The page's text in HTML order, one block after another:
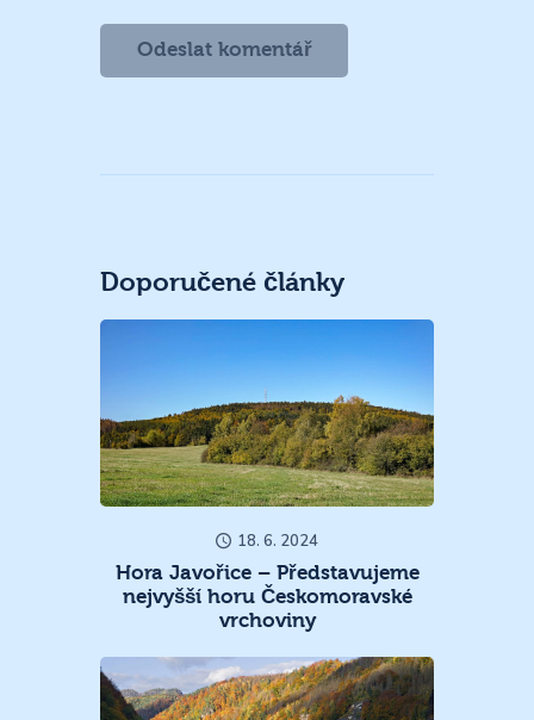
Doporučené články
18. 6. 2024
Hora Javořice – Představujeme
nejvyšší horu Českomoravské
vrchoviny